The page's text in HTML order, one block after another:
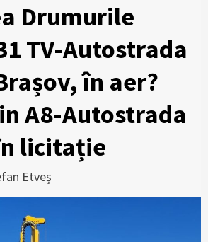
Drumurile
TV-Autostrada
în aer?
A8-Autostrada
licitație
Etveș